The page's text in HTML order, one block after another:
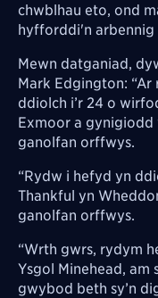
chwblhau eto, ond
hyfforddi'n arbennig
Mewn datganiad,
Mark Edgington:
ddiolch i’r 24 o
Exmoor a gynigiodd
ganolfan orffwys.
“Rydw i hefyd yn
Thankful yn
ganolfan orffwys.
“Wrth gwrs, rydym
Ysgol Minehead,
gwybod beth sy’n